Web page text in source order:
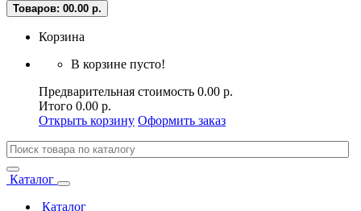
Товаров: 00.00 р.
Корзина
В корзине пусто!
Предварительная стоимость 0.00 р.
Итого 0.00 р.
Открыть корзину Оформить заказ
Каталог
Каталог